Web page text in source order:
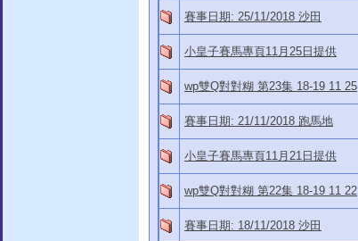
賽事日期: 25/11/2018 沙田
小皇子賽馬專頁11月25日提供
wp雙Q對對糊 第23集 18-19 11 25
賽事日期: 21/11/2018 跑馬地
小皇子賽馬專頁11月21日提供
wp雙Q對對糊 第22集 18-19 11 22
賽事日期: 18/11/2018 沙田